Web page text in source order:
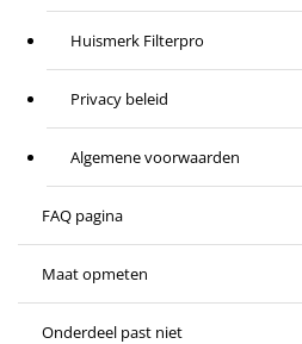
Huismerk Filterpro
Privacy beleid
Algemene voorwaarden
FAQ pagina
Maat opmeten
Onderdeel past niet